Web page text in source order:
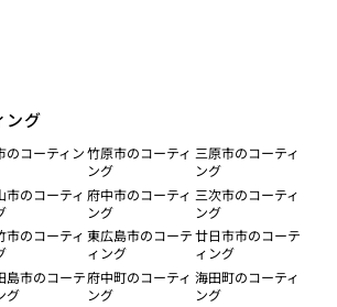
ング
のコーティン竹原市のコーティ
ング
三原市のコーティ
ング
市のコーティ 府中市のコーティ
ング
三次市のコーティ
ング
市のコーティ 東広島市のコーテ
ィング
廿日市市のコーテ
ィング
島市のコーテ
グ
府中町のコーティ
ング
海田町のコーティ
ング